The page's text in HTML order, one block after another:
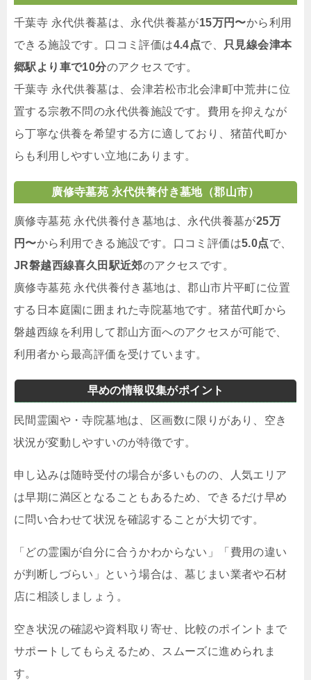
千葉寺 永代供養墓は、永代供養墓が15万円〜から利用
できる施設です。口コミ評価は4.4点で、
只見線会津本
郷駅より車で10分のアクセスです。
千葉寺 永代供養墓は、会津若松市北会津町中荒井に位
置する宗教不問の永代供養施設です。費用を抑えなが
ら丁寧な供養を希望する方に適しており、猪苗代町か
らも利用しやすい立地にあります。
廣修寺墓苑 永代供養付き墓地（郡山市）
廣修寺墓苑 永代供養付き墓地は、永代供養墓が25万
円〜から利用できる施設です。口コミ評価は5.0点で、
JR磐越西線喜久田駅近郊のアクセスです。
廣修寺墓苑 永代供養付き墓地は、郡山市片平町に位置
する日本庭園に囲まれた寺院墓地です。猪苗代町から
磐越西線を利用して郡山方面へのアクセスが可能で、
利用者から最高評価を受けています。
早めの情報収集がポイント
民間霊園や・寺院墓地は、区画数に限りがあり、空き
状況が変動しやすいのが特徴です。
申し込みは随時受付の場合が多いものの、人気エリア
は早期に満区となることもあるため、できるだけ早め
に問い合わせて状況を確認することが大切です。
「どの霊園が自分に合うかわからない」「費用の違い
が判断しづらい」という場合は、墓じまい業者や石材
店に相談しましょう。
空き状況の確認や資料取り寄せ、比較のポイントまで
サポートしてもらえるため、スムーズに進められま
す。